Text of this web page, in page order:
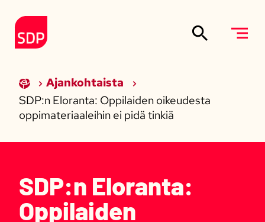
Etusivulle
Ajankohtaista
SDP:n Eloranta: Oppilaiden oikeudesta
oppimateriaaleihin ei pidä tinkiä
SDP:n Eloranta:
Oppilaiden